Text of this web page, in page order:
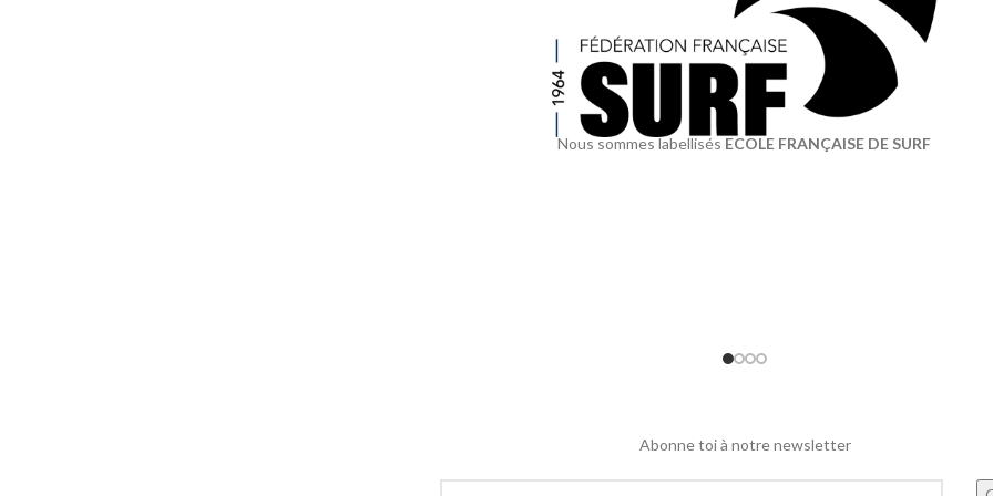
Nous sommes labellisés ECOLE FRANÇAISE DE SURF
Abonne toi à notre newsletter